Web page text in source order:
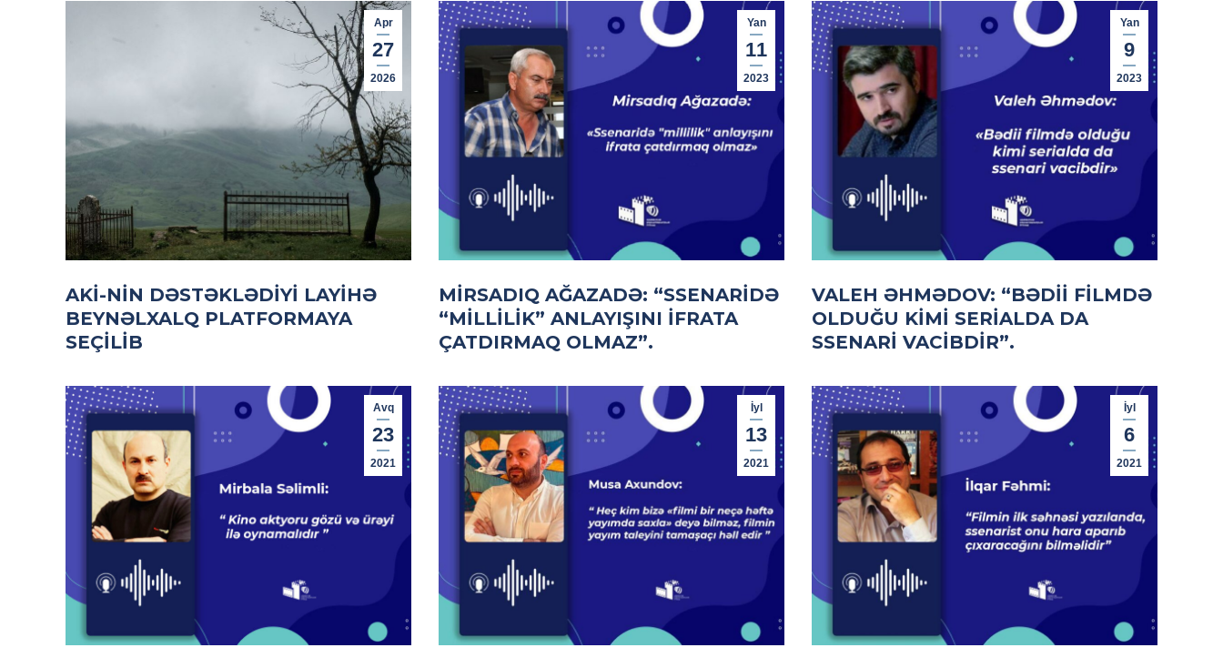
Apr
27
2026
AKİ-NIN DƏSTƏKLƏDIYI LAYIHƏ
BEYNƏLXALQ PLATFORMAYA
SEÇILIB
Yan
11
2023
MIRSADIQ AĞAZADƏ: “SSENARIDƏ
“MILLILIK” ANLAYIŞINI IFRATA
ÇATDIRMAQ OLMAZ”.
Yan
9
2023
VALEH ƏHMƏDOV: “BƏDII FILMDƏ
OLDUĞU KIMI SERIALDA DA
SSENARI VACIBDIR”.
Avq
23
2021
İyl
13
2021
İyl
6
2021